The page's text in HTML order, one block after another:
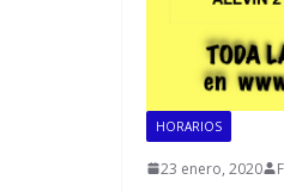
HORARIOS
23 enero, 2020